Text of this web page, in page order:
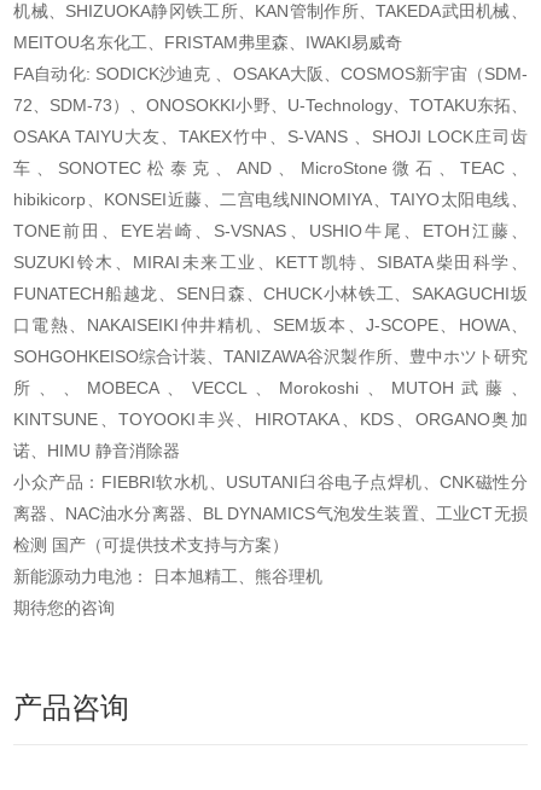
机械、SHIZUOKA静冈铁工所、KAN管制作所、TAKEDA武田机械、
MEITOU名东化工、FRISTAM弗里森、IWAKI易威奇
FA自动化: SODICK沙迪克 、OSAKA大阪、COSMOS新宇宙（SDM-
72、SDM-73）、ONOSOKKI小野、U-Technology、TOTAKU东拓、
OSAKA TAIYU大友、TAKEX竹中、S-VANS 、SHOJI LOCK庄司齿
车、SONOTEC松泰克、AND、MicroStone微石、TEAC、
hibikicorp、KONSEI近藤、二宫电线NINOMIYA、TAIYO太阳电线、
TONE前田、EYE岩崎、S-VSNAS、USHIO牛尾、ETOH江藤、
SUZUKI铃木、MIRAI未来工业、KETT凯特、SIBATA柴田科学、
FUNATECH船越龙、SEN日森、CHUCK小林铁工、SAKAGUCHI坂
口電熱、NAKAISEIKI仲井精机、SEM坂本、J-SCOPE、HOWA、
SOHGOHKEISO综合计装、TANIZAWA谷沢製作所、豊中ホツト研究
所、、MOBECA、VECCL、Morokoshi、MUTOH武藤、
KINTSUNE、TOYOOKI丰兴、HIROTAKA、KDS、ORGANO奥加
诺、HIMU 静音消除器
小众产品：FIEBRI软水机、USUTANI臼谷电子点焊机、CNK磁性分
离器、NAC油水分离器、BL DYNAMICS气泡发生装置、工业CT无损
检测 国产（可提供技术支持与方案）
新能源动力电池： 日本旭精工、熊谷理机
期待您的咨询
产品咨询